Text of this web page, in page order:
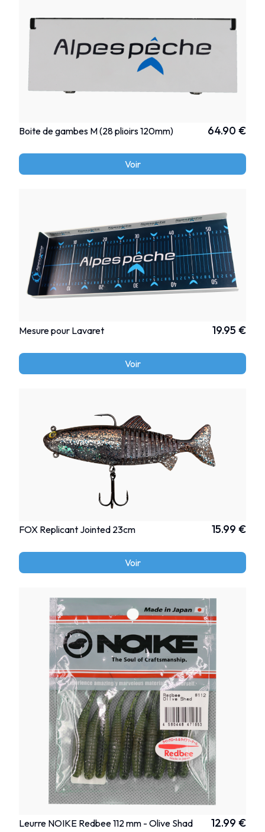
Boite de gambes M (28 plioirs 120mm) 64.90 €
Voir
Mesure pour Lavaret 19.95 €
Voir
FOX Replicant Jointed 23cm 15.99 €
Voir
Leurre NOIKE Redbee 112 mm - Olive Shad 12.99 €